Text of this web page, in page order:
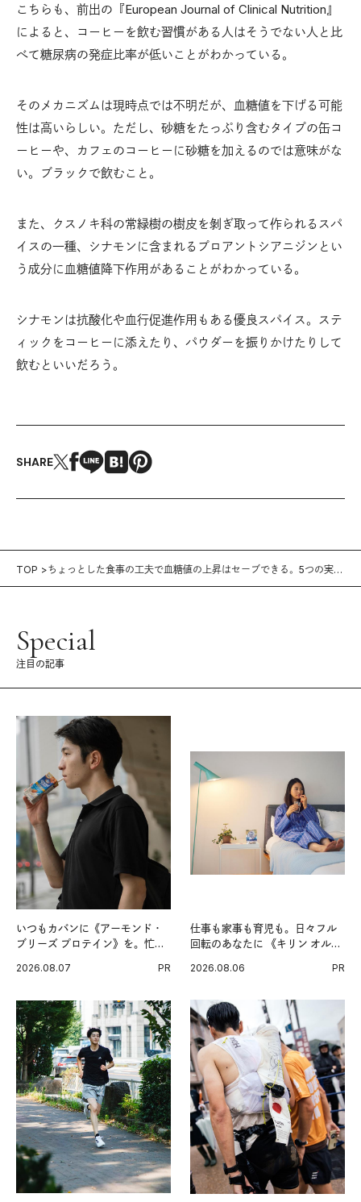
こちらも、前出の『European Journal of Clinical Nutrition』
によると、コーヒーを飲む習慣がある人はそうでない人と比
べて糖尿病の発症比率が低いことがわかっている。
そのメカニズムは現時点では不明だが、血糖値を下げる可能
性は高いらしい。ただし、砂糖をたっぷり含むタイプの缶コ
ーヒーや、カフェのコーヒーに砂糖を加えるのでは意味がな
い。ブラックで飲むこと。
また、クスノキ科の常緑樹の樹皮を剝ぎ取って作られるスパ
イスの一種、シナモンに含まれるプロアントシアニジンとい
う成分に血糖値降下作用があることがわかっている。
シナモンは抗酸化や血行促進作用もある優良スパイス。ステ
ィックをコーヒーに添えたり、パウダーを振りかけたりして
飲むといいだろう。
SHARE
TOP
ちょっとした食事の工夫で血糖値の上昇はセーブできる。5つの実践
Special
注目の記事
いつもカバンに《アーモンド・
ブリーズ プロテイン》を。忙し
グ習慣。
2026.08.07 PR
仕事も家事も育児も。日々フル
回転のあなたに 《キリン オルニ
2026.08.06 PR